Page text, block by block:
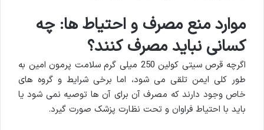
موارد منع مصرف و احتیاط ها: چه
کسانی نباید مصرف کنند؟
اگرچه قرص سیتی کولین 250 میلی گرم سلامت پرمون امین به
طور کلی ایمن تلقی می شود، اما برخی شرایط و گروه های
خاص وجود دارند که مصرف آن برای آن ها توصیه نمی شود یا
باید با احتیاط فراوان و تحت نظارت پزشک صورت گیرد.